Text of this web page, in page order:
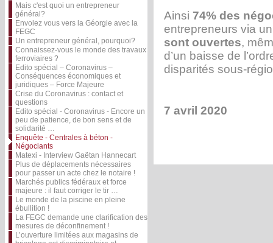
Mais c'est quoi un entrepreneur
général?
Envolez vous vers la Géorgie avec la
FEGC
Un entrepreneur général, pourquoi?
Connaissez-vous le monde des travaux
ferroviaires ?
Edito spécial – Coronavirus –
Conséquences économiques et
juridiques – Force Majeure
Crise du Coronavirus : contact et
questions
Edito spécial - Coronavirus - Encore un
peu de patience, de bon sens et de
solidarité …
Enquête - Centrales à béton -
Négociants
Matexi - Interview Gaëtan Hannecart
Plus de déplacements nécessaires
pour passer un acte chez le notaire !
Marchés publics fédéraux et force
majeure : il faut corriger le tir …
Le monde de la piscine en pleine
ébullition !
La FEGC demande une clarification des
mesures de déconfinement !
L’ouverture limitées aux magasins de
Ainsi 74% des
entrepreneurs via
sont ouvertes,
d’un baisse de
disparités sous-
7 avril 2020